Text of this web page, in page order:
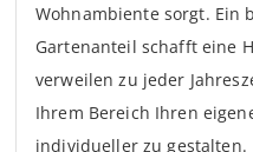
Wohnambiente sorgt. Ein
Gartenanteil schafft eine
verweilen zu jeder
Ihrem Bereich Ihren
individueller zu gestalten.